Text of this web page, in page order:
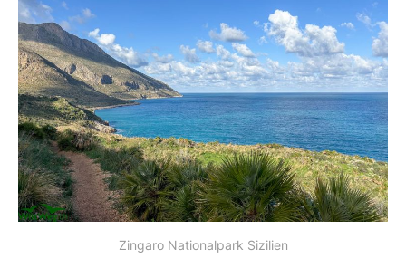
Zingaro Nationalpark Sizilien